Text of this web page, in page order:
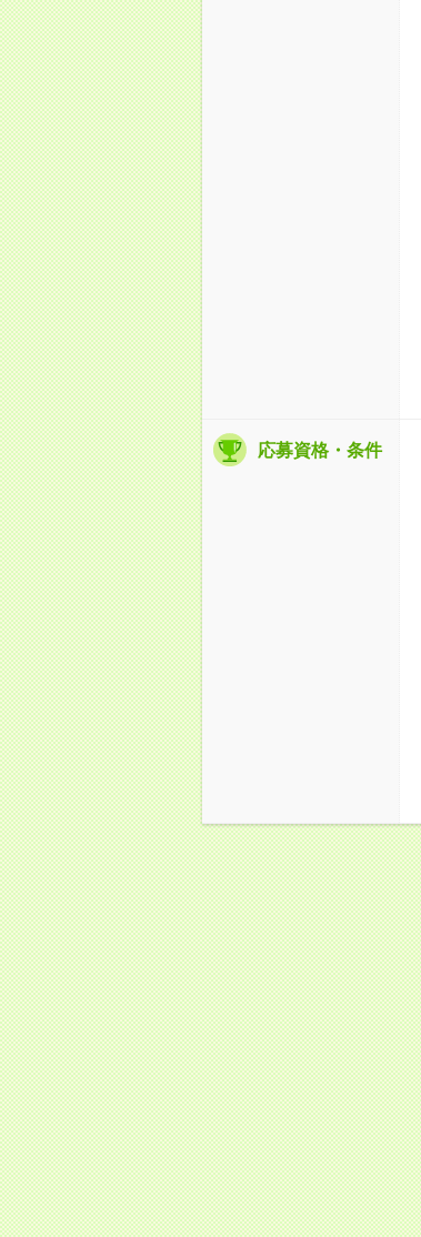
応募資格・条件